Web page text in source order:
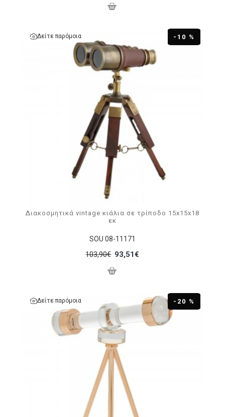
-10 %
Δείτε παρόμοια
SOU 08-11171
Διακοσμητικά vintage κιάλια σε τρίποδο 15x15x18
εκ
103,90€ 93,51€
-20 %
Δείτε παρόμοια